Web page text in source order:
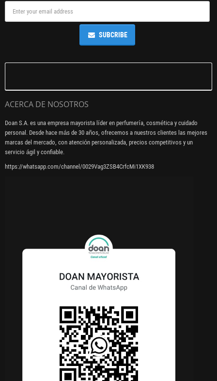
SUBCRIBE
ACERCA DE NOSOTROS
Doan S.A. es una empresa mayorista líder en perfumería, cosmética y cuidado
personal. Desde hace más de 30 años, ofrecemos a nuestros clientes las mejores
marcas del mercado, con atención personalizada, precios competitivos y un
servicio ágil y confiable.
https://whatsapp.com/channel/0029Vag3ZSB4CrfcMi1XK938